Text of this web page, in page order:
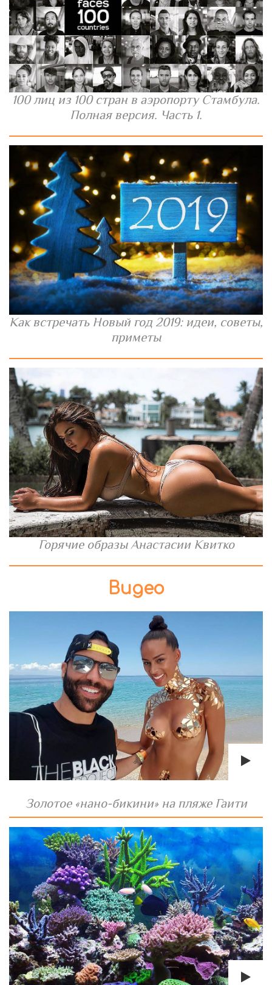
100 лиц из 100 стран в аэропорту Стамбула.
Полная версия. Часть 1.
Как встречать Новый год 2019: идеи, советы,
приметы
Горячие образы Анастасии Квитко
Видео
Золотое «нано-бикини» на пляже Гаити